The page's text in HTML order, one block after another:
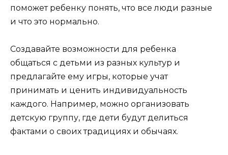
поможет ребенку понять, что все люди разные
и что это нормально.
Создавайте возможности для ребенка
общаться с детьми из разных культур и
предлагайте ему игры, которые учат
принимать и ценить индивидуальность
каждого. Например, можно организовать
детскую группу, где дети будут делиться
фактами о своих традициях и обычаях.